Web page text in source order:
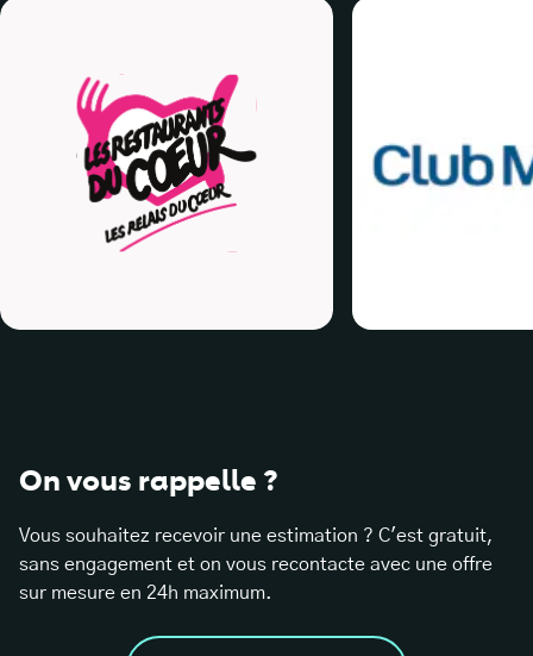
On vous rappelle ?
Vous souhaitez recevoir une estimation ? C'est gratuit,
sans engagement et on vous recontacte avec une offre
sur mesure en 24h maximum.